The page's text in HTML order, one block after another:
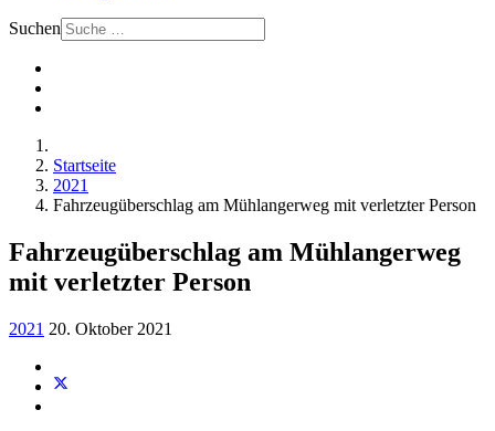
Suchen
Startseite
2021
Fahrzeugüberschlag am Mühlangerweg mit verletzter Person
Fahrzeugüberschlag am Mühlangerweg
mit verletzter Person
2021 20. Oktober 2021